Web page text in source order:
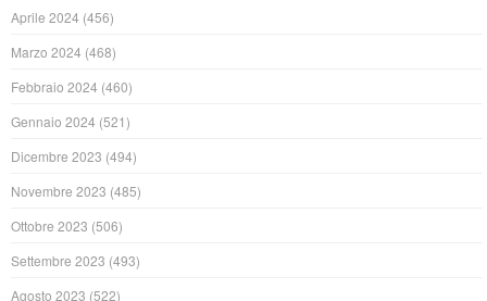
Aprile 2024 (456)
Marzo 2024 (468)
Febbraio 2024 (460)
Gennaio 2024 (521)
Dicembre 2023 (494)
Novembre 2023 (485)
Ottobre 2023 (506)
Settembre 2023 (493)
Agosto 2023 (522)